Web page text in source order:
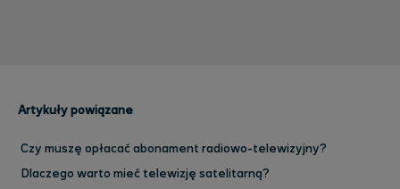
Artykuły powiązane
Czy muszę opłacać abonament radiowo-telewizyjny?
Dlaczego warto mieć telewizję satelitarną?